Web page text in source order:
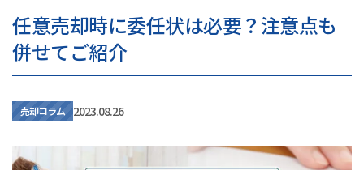
任意売却時に委任状は必要？注意点も
併せてご紹介
売却コラム 2023.08.26